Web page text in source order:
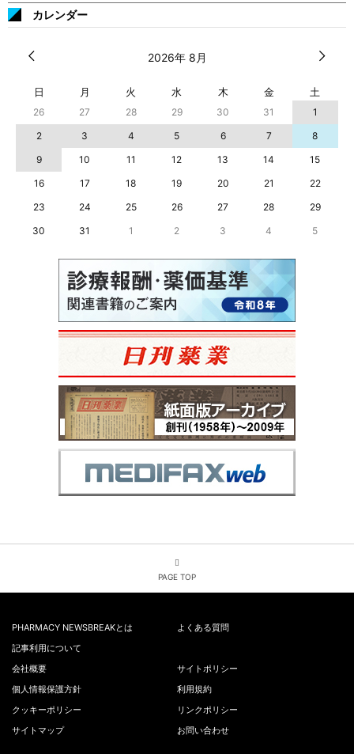
カレンダー
2026年 8月
日 月 火 水 木 金 土
26 27 28 29 30 31
1
2
3 4 5 6 7
8
9
10 11 12 13 14
15
16
17 18 19 20 21
22
23
24 25 26 27 28
29
30
31 1 2 3 4 5
PAGE TOP
PHARMACY NEWSBREAKとは
よくある質問
記事利用について
会社概要
サイトポリシー
個人情報保護方針
利用規約
クッキーポリシー
リンクポリシー
サイトマップ
お問い合わせ